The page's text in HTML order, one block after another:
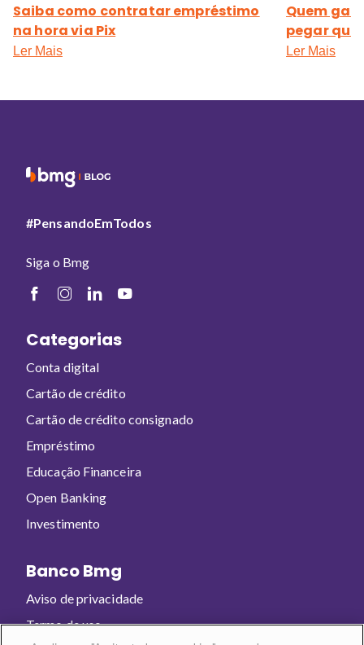
Saiba como contratar empréstimo
na hora via Pix
Ler Mais
Quem
pegar
Ler Mais
#PensandoEmTodos
Siga o Bmg
Categorias
Conta digital
Cartão de crédito
Cartão de crédito consignado
Empréstimo
Educação Financeira
Open Banking
Investimento
Banco Bmg
Aviso de privacidade
Termo de uso